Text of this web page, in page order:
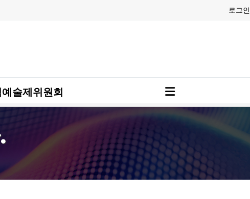
로그인
술제위원회